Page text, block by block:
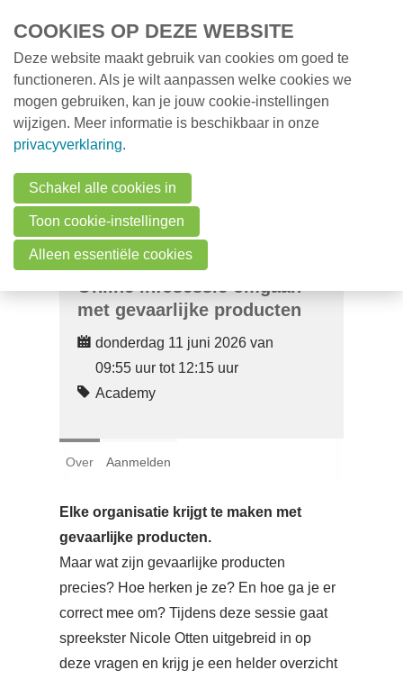
MENU
Online infosessie omgaan
met gevaarlijke producten
donderdag 11 juni 2026 van
09:55 uur tot 12:15 uur
Academy
Over Aanmelden
Elke organisatie krijgt te maken met
gevaarlijke producten.
Maar wat zijn gevaarlijke producten
precies? Hoe herken je ze? En hoe ga je er
correct mee om? Tijdens deze sessie gaat
spreekster Nicole Otten uitgebreid in op
deze vragen en krijg je een helder overzicht
Milieunieuws
Vacatures
Zoeken
Nederlands
COOKIES OP DEZE WEBSITE
Deze website maakt gebruik van cookies om goed te
functioneren. Als je wilt aanpassen welke cookies we
mogen gebruiken, kan je jouw cookie-instellingen
wijzigen. Meer informatie is beschikbaar in onze
privacyverklaring.
Schakel alle cookies in
Toon cookie-instellingen
Alleen essentiële cookies